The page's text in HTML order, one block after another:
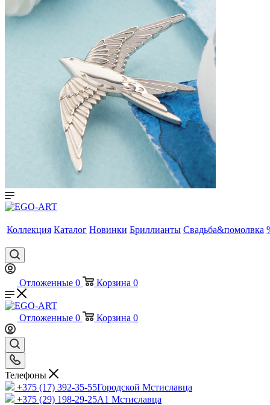
Коллекция Каталог Новинки Бриллианты Свадьба&помолвка
Отложенные 0 Корзина 0
Отложенные 0 Корзина 0
Телефоны
+375 (17) 392-35-55Городской Мстиславца
+375 (29) 198-29-25A1 Мстиславца